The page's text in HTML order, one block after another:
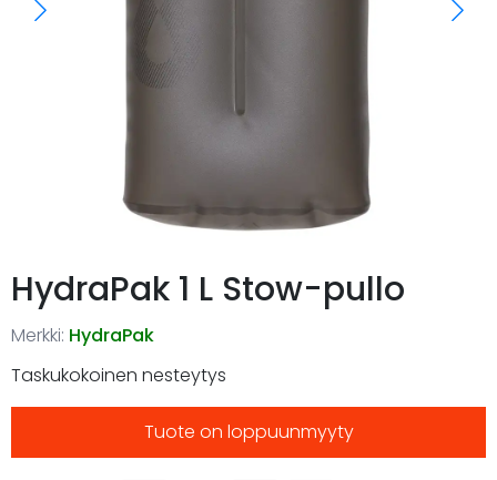
HydraPak 1 L Stow-pullo
Merkki: HydraPak
Taskukokoinen nesteytys
Tuote on loppuunmyyty